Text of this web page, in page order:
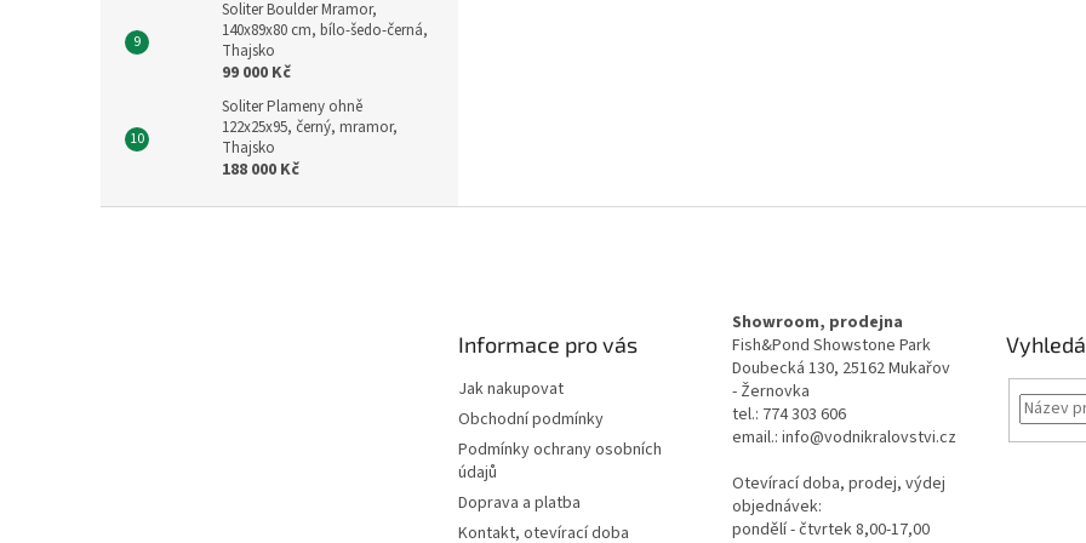
Soliter Boulder Mramor,
140x89x80 cm, bílo-šedo-černá,
Thajsko
99 000 Kč
Soliter Plameny ohně
122x25x95, černý, mramor,
Thajsko
188 000 Kč
Informace pro vás
Jak nakupovat
Obchodní podmínky
Podmínky ochrany osobních
údajů
Doprava a platba
Kontakt, otevírací doba
Showroom, prodejna
Fish&Pond Showstone Park
Doubecká 130, 25162 Mukařov
- Žernovka
tel.: 774 303 606
email.: info@vodnikralovstvi.cz
Otevírací doba, prodej, výdej
objednávek:
pondělí - čtvrtek 8,00-17,00